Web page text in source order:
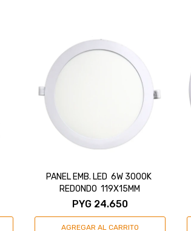
PANEL EMB. LED 6W 3000K
REDONDO 119X15MM
PYG 24.650